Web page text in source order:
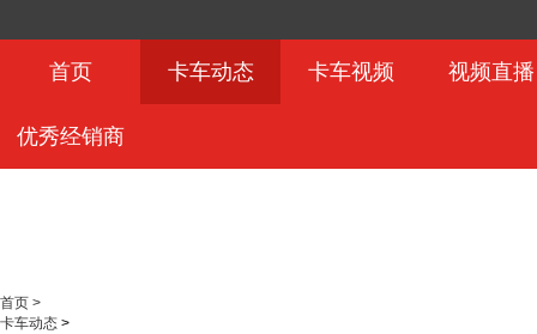
首页 卡车动态 卡车视频 视频直播
优秀经销商
首页 >
卡车动态 >